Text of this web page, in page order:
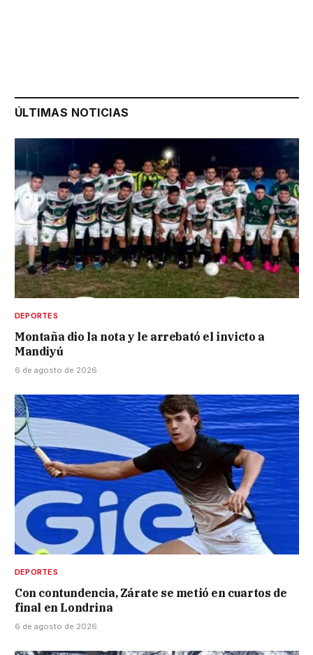
ÚLTIMAS NOTICIAS
DEPORTES
Montaña dio la nota y le arrebató el invicto a
Mandiyú
6 de agosto de 2026
DEPORTES
Con contundencia, Zárate se metió en cuartos de
final en Londrina
6 de agosto de 2026